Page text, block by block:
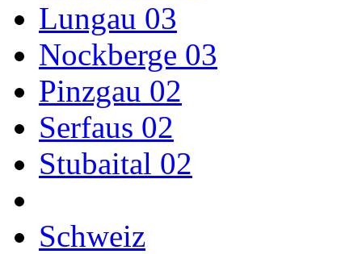
Lungau 03
Nockberge 03
Pinzgau 02
Serfaus 02
Stubaital 02
Schweiz